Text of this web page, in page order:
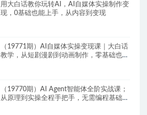
用大白话教你玩转AI，AI自媒体实操制作变
现，0基础也能上手，从内容到变现
（19771期）AI自媒体实操变现课｜大白话
教学，从短剧漫剧到动画制作，零基础也能
（19770期）AI Agent智能体全阶实战课；
从原理到实操全程手把手，无需编程基础也